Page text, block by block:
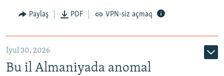
Paylaş PDF VPN-siz açmaq
İyul 30, 2026
Bu il Almaniyada anomal